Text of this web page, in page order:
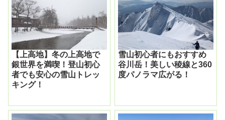
【上高地】冬の上高地で
銀世界を満喫！登山初心
者でも安心の雪山トレッ
キング！
雪山初心者にもおすすめ
谷川岳！美しい稜線と360
度パノラマ広がる！